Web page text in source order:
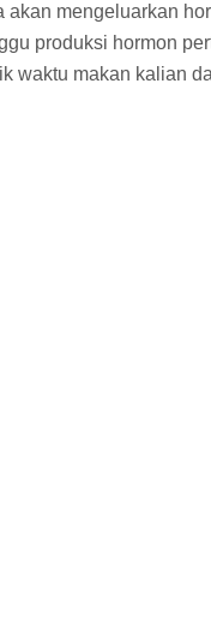
akan mengeluarkan
produksi hormon
waktu makan kalian